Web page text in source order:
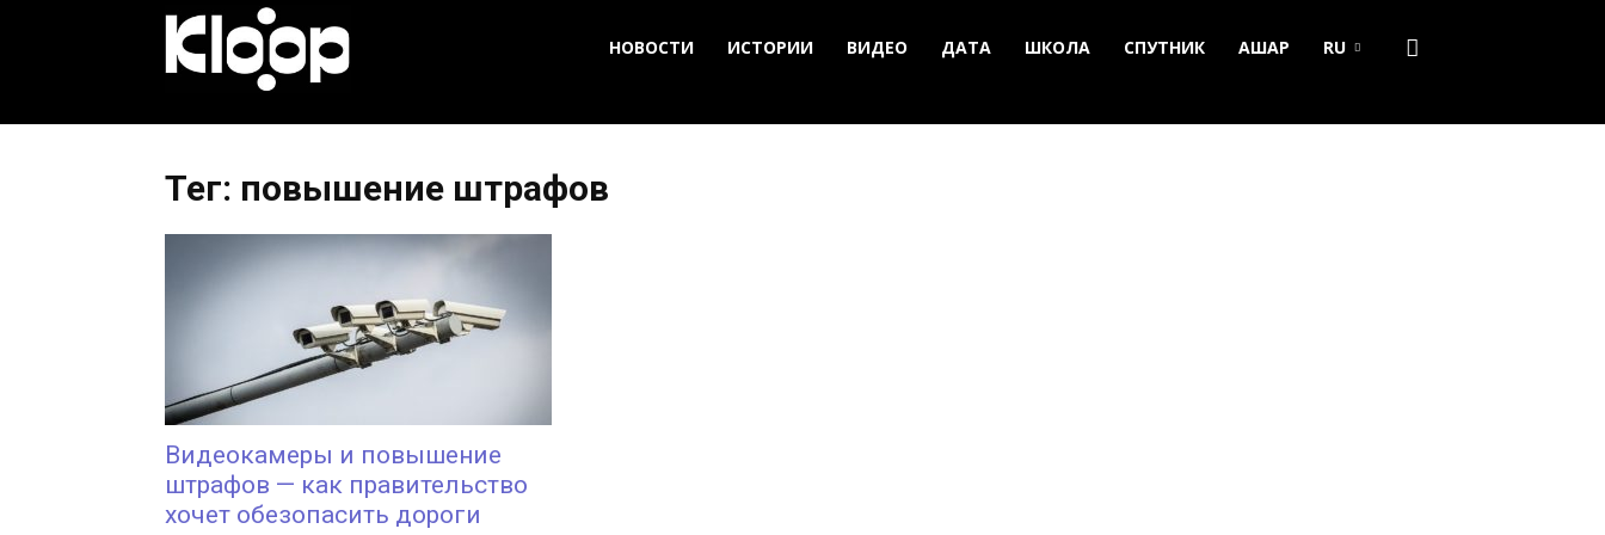
Новости
Кыргызстана
НОВОСТИ ИСТОРИИ ВИДЕО ДАТА ШКОЛА СПУТНИК АШАР RU
Тег: повышение штрафов
Видеокамеры и повышение
штрафов — как правительство
хочет обезопасить дороги